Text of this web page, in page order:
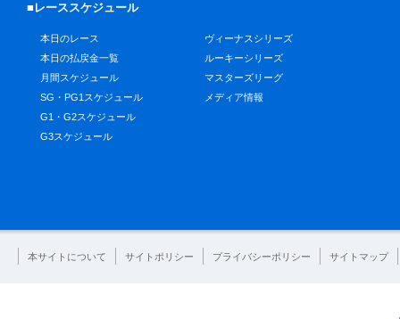
■レーススケジュール
本日のレース
本日の払戻金一覧
月間スケジュール
SG・PG1スケジュール
G1・G2スケジュール
G3スケジュール
ヴィーナスシリーズ
ルーキーシリーズ
マスターズリーグ
メディア情報
本サイトについて サイトポリシー プライバシーポリシー サイトマップ